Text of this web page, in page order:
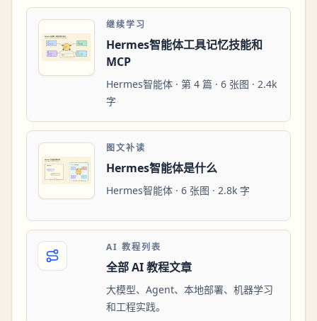
继续学习
Hermes智能体工具记忆技能和
MCP
Hermes智能体 · 第 4 篇 · 6 张图 · 2.4k
字
图文补读
Hermes智能体是什么
Hermes智能体 · 6 张图 · 2.8k 字
AI 教程列表
全部 AI 教程文章
大模型、Agent、本地部署、机器学习
和工程实践。